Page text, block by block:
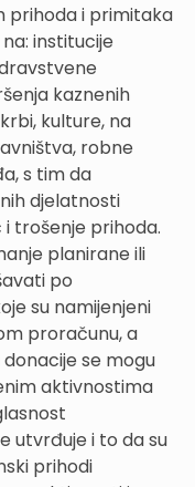
prihoda i primitaka
institucije
kaznenih
kulture, na
robne
s tim da
djelatnosti
trošenje prihoda.
planirane ili
po
su namijenjeni
proračunu, a
se mogu
aktivnostima
utvrđuje i to da su
prihodi